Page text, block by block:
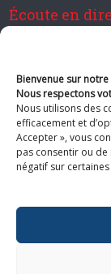
Bienvenue sur
Nous respectons
Nous utilisons des
efficacement et
Accepter », vous
pas consentir ou
négatif sur
Écoute en
Devenir